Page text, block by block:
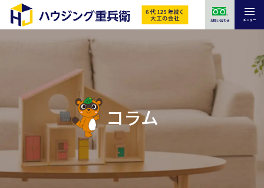
お問い合わせ メニュー
コラム